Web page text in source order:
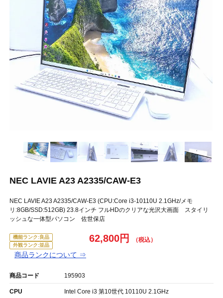
NEC LAVIE A23 A2335/CAW-E3
NEC LAVIE A23 A2335/CAW-E3 (CPU:Core i3-10110U 2.1GHz/メモ
リ:8GB/SSD:512GB) 23.8インチ フルHDのクリアな光沢大画面 スタイリ
ッシュな一体型パソコン 佐世保店
機能ランク:良品
外観ランク:並品
商品ランクについて ⇒
62,800円
商品コード 195903
CPU Intel Core i3 第10世代 10110U 2.1GHz